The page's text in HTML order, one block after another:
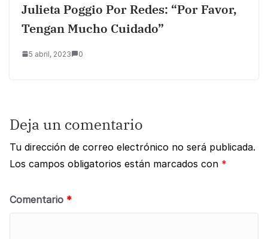
Julieta Poggio Por Redes: “Por Favor,
Tengan Mucho Cuidado”
5 abril, 2023 0
Deja un comentario
Tu dirección de correo electrónico no será publicada.
Los campos obligatorios están marcados con *
Comentario *